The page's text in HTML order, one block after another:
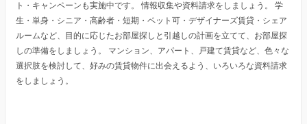
ト・キャンペーンも実施中です。 情報収集や資料請求をしましょう。 学
生・単身・シニア・高齢者・短期・ペット可・デザイナーズ賃貸・シェア
ルームなど、目的に応じたお部屋探しと引越しの計画を立てて、お部屋探
しの準備をしましょう。 マンション、アパート、戸建て賃貸など、色々な
選択肢を検討して、好みの賃貸物件に出会えるよう、いろいろな資料請求
をしましょう。